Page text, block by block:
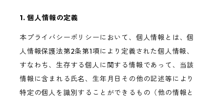
1. 個人情報の定義
本プライバシーポリシーにおいて、個人情報とは、個
人情報保護法第2条第1項により定義された個人情報、
すなわち、生存する個人に関する情報であって、当該
情報に含まれる氏名、生年月日その他の記述等により
特定の個人を識別することができるもの（他の情報と